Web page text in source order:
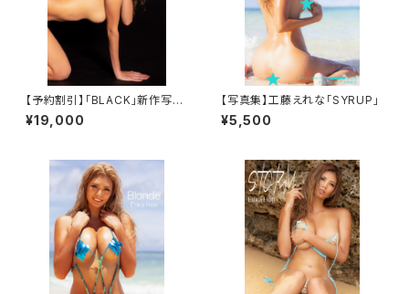
【予約割引】「BLACK」新作写真
集（増刷）
¥19,000
【写真集】工藤えれな「SYRUP」
¥5,500